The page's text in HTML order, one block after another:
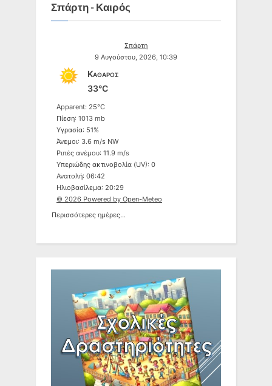
Σπάρτη - Καιρός
Σπάρτη
9 Αυγούστου, 2026, 10:39
Καθαρός
33°C
Apparent: 25°C
Πίεση: 1013 mb
Υγρασία: 51%
Άνεμοι: 3.6 m/s NW
Ριπές ανέμου: 11.9 m/s
Υπεριώδης ακτινοβολία (UV): 0
Ανατολή: 06:42
Ηλιοβασίλεμα: 20:29
© 2026 Powered by Open-Meteo
Περισσότερες ημέρες...